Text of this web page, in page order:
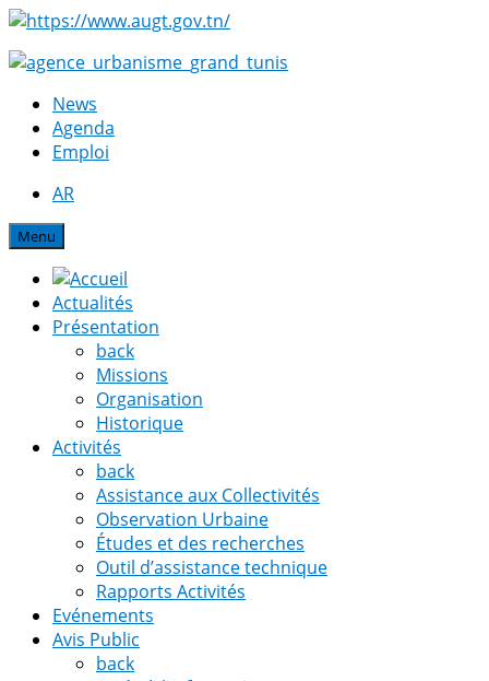
News
Agenda
Emploi
AR
Menu
Actualités
Présentation
back
Missions
Organisation
Historique
Activités
back
Assistance aux Collectivités
Observation Urbaine
Études et des recherches
Outil d’assistance technique
Rapports Activités
Evénements
Avis Public
back